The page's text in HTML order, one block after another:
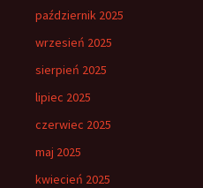
październik 2025
wrzesień 2025
sierpień 2025
lipiec 2025
czerwiec 2025
maj 2025
kwiecień 2025